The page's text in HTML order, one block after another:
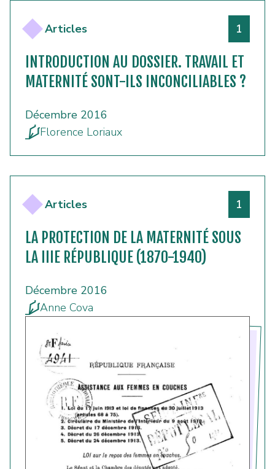
Articles Numéro
1
INTRODUCTION AU DOSSIER. TRAVAIL ET
MATERNITÉ SONT-ILS INCONCILIABLES ?
Décembre 2016
Florence Loriaux
Articles Numéro
1
LA PROTECTION DE LA MATERNITÉ SOUS
LA IIIE RÉPUBLIQUE (1870-1940)
Décembre 2016
Anne Cova